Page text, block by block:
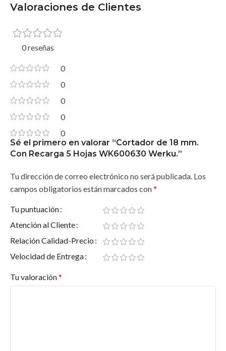
Valoraciones de Clientes
0 reseñas
0
0
0
0
0
Sé el primero en valorar “Cortador de 18 mm.
Con Recarga 5 Hojas WK600630 Werku.”
Tu dirección de correo electrónico no será publicada. Los
campos obligatorios están marcados con*
Tu puntuación
Atención al Cliente
Relación Calidad-Precio
Velocidad de Entrega
Tu valoración*